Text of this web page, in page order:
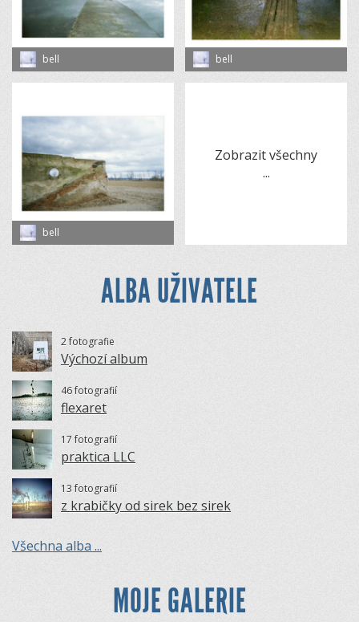
bell bell
bell
Zobrazit všechny
...
ALBA UŽIVATELE
2 fotografie
Výchozí album
46 fotografií
flexaret
17 fotografií
praktica LLC
13 fotografií
z krabičky od sirek bez sirek
Všechna alba ...
MOJE GALERIE